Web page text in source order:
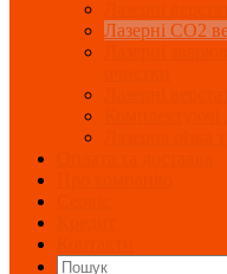
Лазерні СО2